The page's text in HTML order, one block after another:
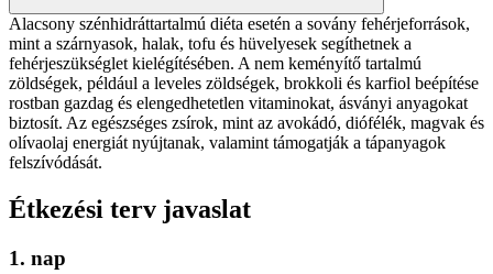
Alacsony szénhidráttartalmú diéta esetén a sovány fehérjeforrások,
mint a szárnyasok, halak, tofu és hüvelyesek segíthetnek a
fehérjeszükséglet kielégítésében. A nem keményítő tartalmú
zöldségek, például a leveles zöldségek, brokkoli és karfiol beépítése
rostban gazdag és elengedhetetlen vitaminokat, ásványi anyagokat
biztosít. Az egészséges zsírok, mint az avokádó, diófélék, magvak és
olívaolaj energiát nyújtanak, valamint támogatják a tápanyagok
felszívódását.
Étkezési terv javaslat
1. nap